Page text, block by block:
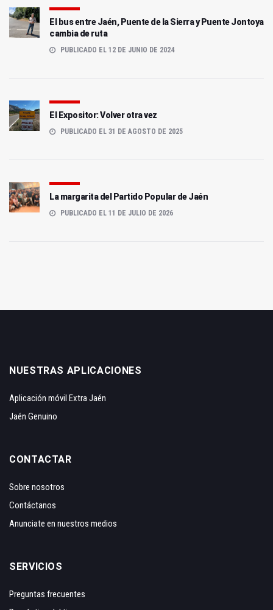
El bus entre Jaén, Puente de la Sierra y Puente Jontoya
cambia de ruta
PUBLICADO EL 12 DE JUNIO DE 2024
El Expositor: Volver otra vez
PUBLICADO EL 31 DE AGOSTO DE 2025
La margarita del Partido Popular de Jaén
PUBLICADO EL 11 DE JULIO DE 2026
NUESTRAS APLICACIONES
Aplicación móvil Extra Jaén
Jaén Genuino
CONTACTAR
Sobre nosotros
Contáctanos
Anunciate en nuestros medios
SERVICIOS
Preguntas frecuentes